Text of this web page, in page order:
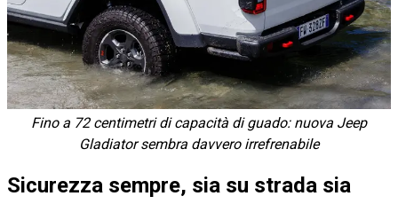
Fino a 72 centimetri di capacità di guado: nuova Jeep
Gladiator sembra davvero irrefrenabile
Sicurezza sempre, sia su strada sia